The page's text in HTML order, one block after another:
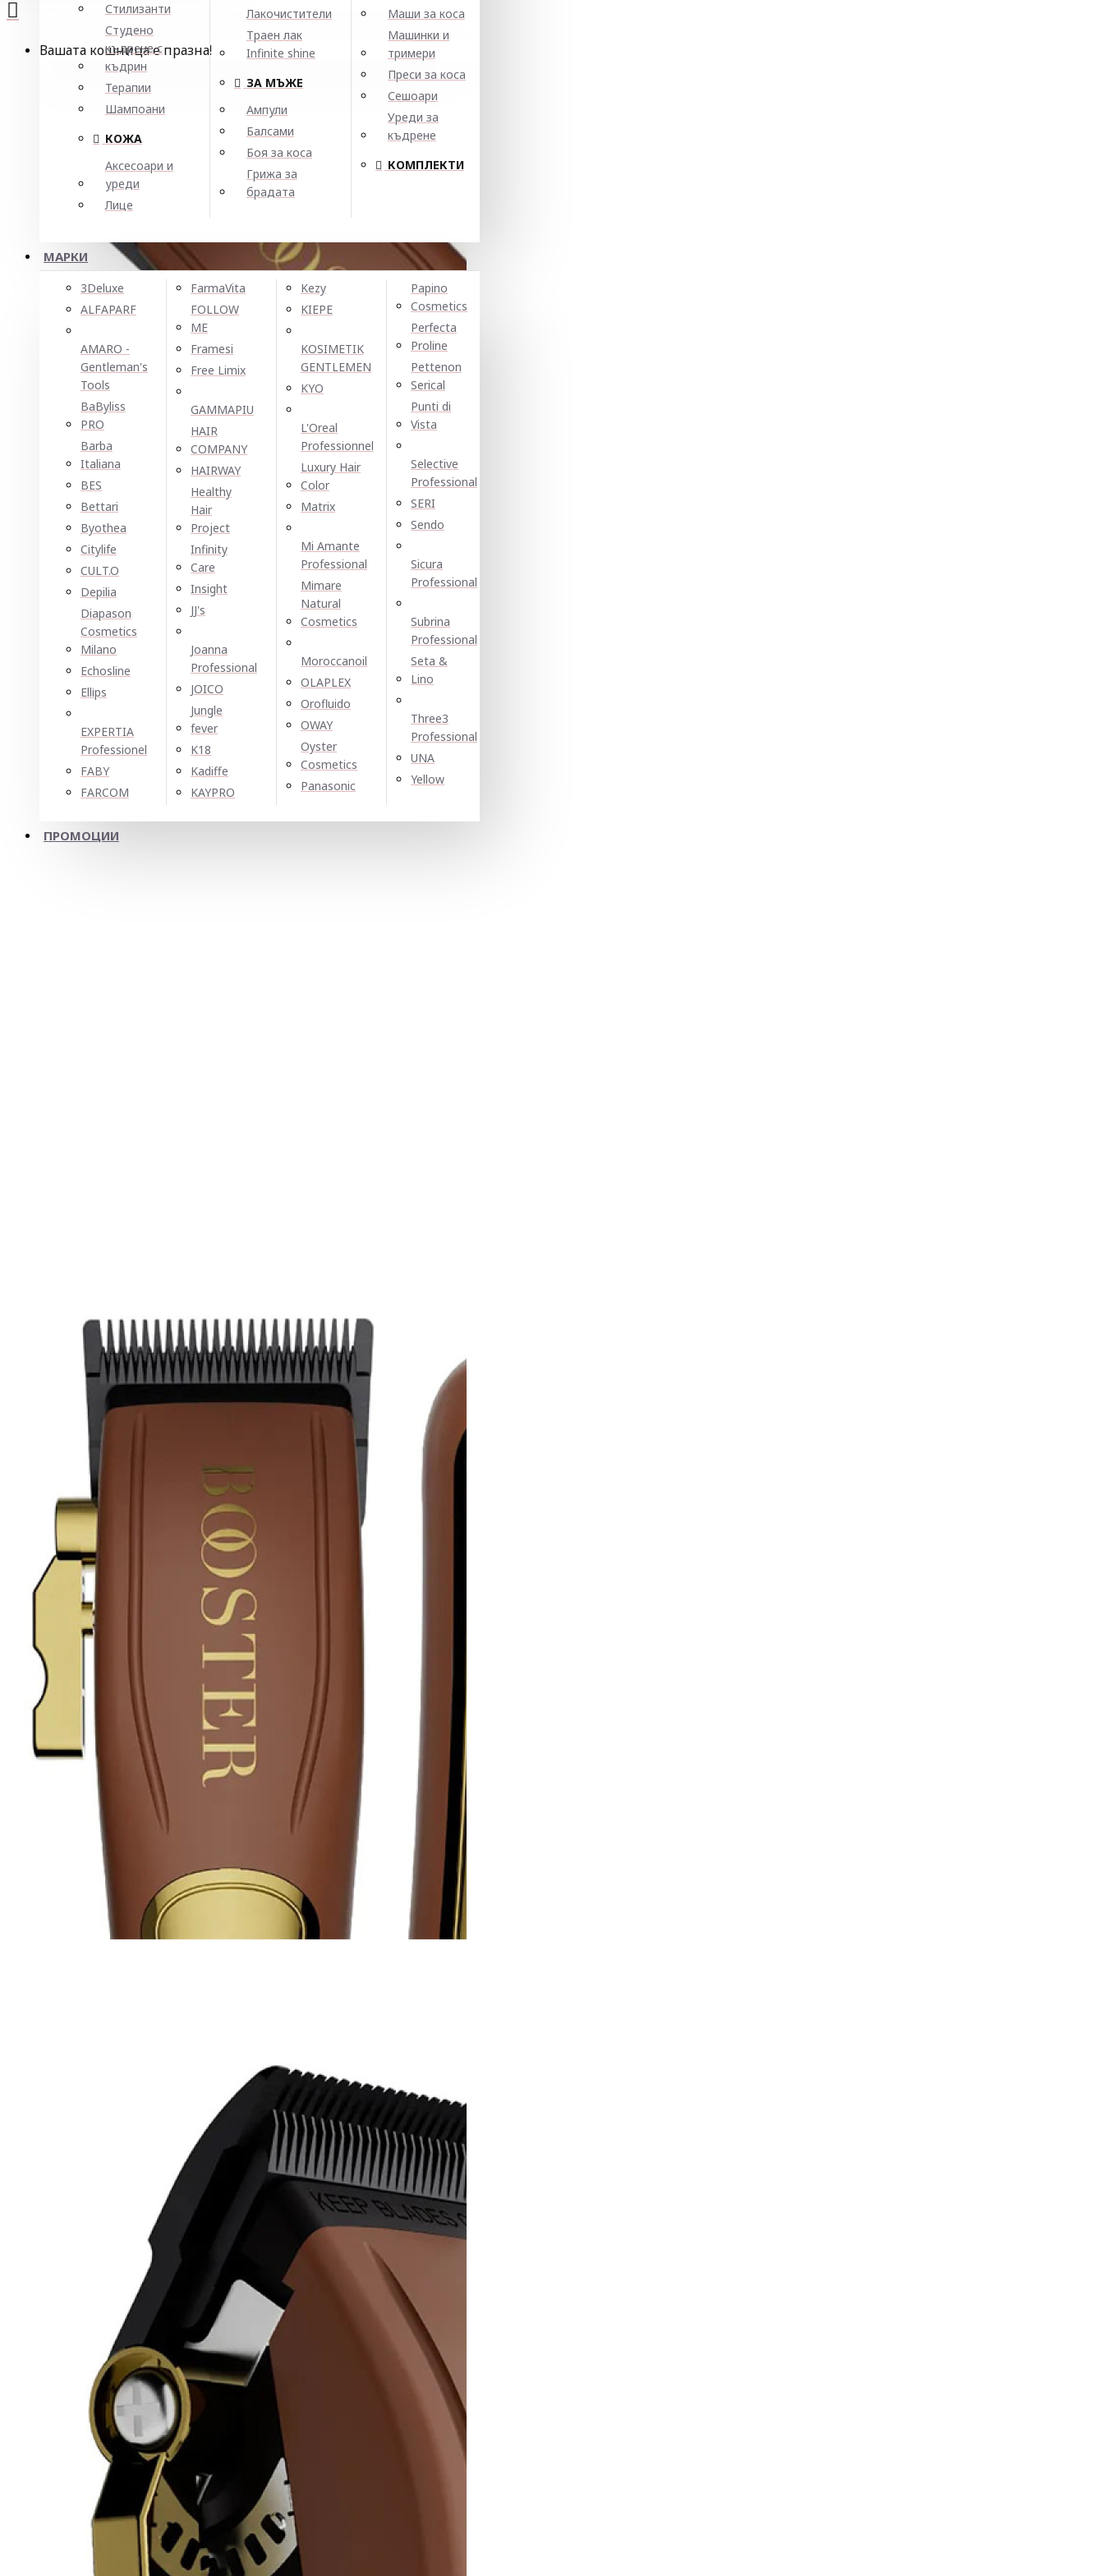
Стилизанти
Студено
къдрене с
къдрин
Терапии
Шампоани
КОЖА
Аксесоари и
уреди
Лице
Лакочистители
Траен лак
Infinite shine
ЗА МЪЖЕ
Ампули
Балсами
Боя за коса
Грижа за
брадата
Маши за коса
Машинки и
тримери
Преси за коса
Сешоари
Уреди за
къдрене
КОМПЛЕКТИ
МАРКИ
3Deluxe
ALFAPARF
AMARO -
Gentleman's
Tools
BaByliss
PRO
Barba
Italiana
BES
Bettari
Byothea
Citylife
CULT.O
Depilia
Diapason
Cosmetics
Milano
Echosline
Ellірѕ
EXPERTIA
Professionel
FABY
FARCOM
FarmaVita
FOLLOW
ME
Framesi
Free Limix
GAMMAPIU
HAIR
COMPANY
HAIRWAY
Healthy
Hair
Project
Infinity
Care
Insight
JJ's
Joanna
Professional
JOICO
Jungle
fever
K18
Kadiffe
KAYPRO
Kezy
KIEPE
KOSIMETIK
GENTLEMEN
KYO
L'Oreal
Professionnel
Luxury Hair
Color
Matrix
Mi Amante
Professional
Mimare
Natural
Cosmetics
Moroccanoil
OLAPLEX
Orofluido
OWAY
Oyster
Cosmetics
Panasonic
Papino
Cosmetics
Perfecta
Proline
Pettenon
Serical
Punti di
Vista
Selective
Professional
SERI
Sendo
Sicura
Professional
Subrina
Professional
Seta &
Lino
Three3
Professional
UNA
Yellow
ПРОМОЦИИ
Вашата кошница е празна!